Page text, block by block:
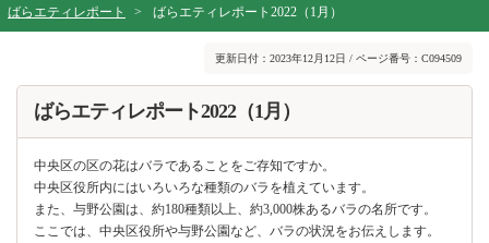
ばらエティレポート
> ばらエティレポート2022（1月）
更新日付：2023年12月12日 / ページ番号：C094509
ばらエティレポート2022（1月）
中央区の区の花はバラであることをご存知ですか。
中央区役所内にはいろいろな種類のバラを植えています。
また、与野公園は、約180種類以上、約3,000株あるバラの名所です。
ここでは、中央区役所や与野公園など、バラの状況をお伝えします。